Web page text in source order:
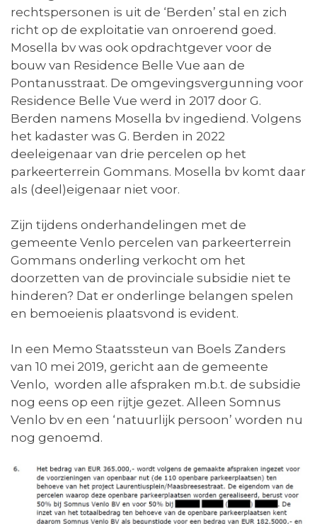
rechtspersonen is uit de ‘Berden’ stal en zich
richt op de exploitatie van onroerend goed.
Mosella bv was ook opdrachtgever voor de
bouw van Residence Belle Vue aan de
Pontanusstraat. De omgevingsvergunning voor
Residence Belle Vue werd in 2017 door G.
Berden namens Mosella bv ingediend. Volgens
het kadaster was G. Berden in 2022
deeleigenaar van drie percelen op het
parkeerterrein Gommans. Mosella bv komt daar
als (deel)eigenaar niet voor.
Zijn tijdens onderhandelingen met de
gemeente Venlo percelen van parkeerterrein
Gommans onderling verkocht om het
doorzetten van de provinciale subsidie niet te
hinderen? Dat er onderlinge belangen spelen
en bemoeienis plaatsvond is evident.
In een Memo Staatssteun van Boels Zanders
van 10 mei 2019, gericht aan de gemeente
Venlo, worden alle afspraken m.b.t. de subsidie
nog eens op een rijtje gezet. Alleen Somnus
Venlo bv en een ‘natuurlijk persoon’ worden nu
nog genoemd.